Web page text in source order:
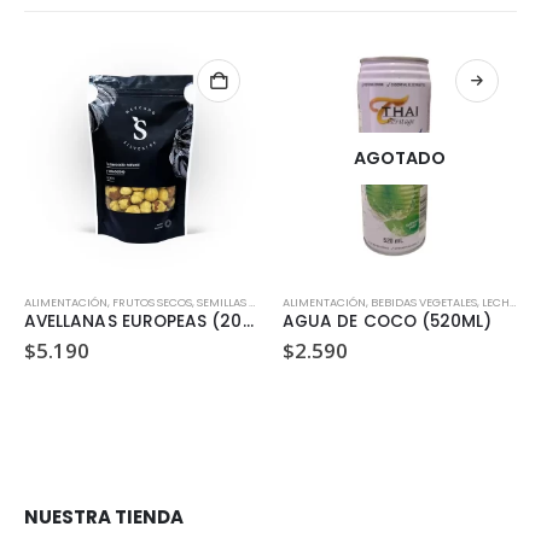
ALIMENTACIÓN, FRUTOS SECOS, SEMILLAS Y LEGUMBRES
AVELLANAS EUROPEAS (200 GR)
$5.190
AGOTADO
ALIMENTACIÓN, BEBIDAS VEGETALES, LECHES Y JUGOS
AGUA DE COCO (520ML)
$2.590
NUESTRA TIENDA